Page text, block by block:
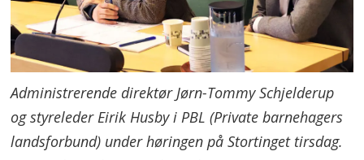
Administrerende direktør Jørn-Tommy Schjelderup
og styreleder Eirik Husby i PBL (Private barnehagers
landsforbund) under høringen på Stortinget tirsdag.